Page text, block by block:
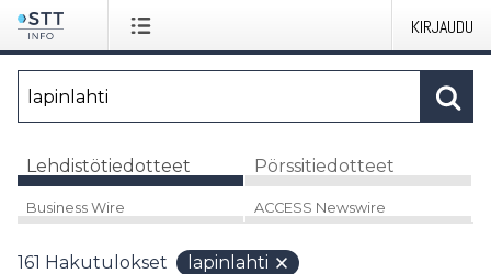
KIRJAUDU
Lehdistötiedotteet Pörssitiedotteet
Business Wire ACCESS Newswire
161 Hakutulokset lapinlahti